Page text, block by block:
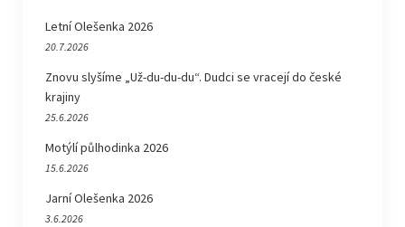
Letní Olešenka 2026
20.7.2026
Znovu slyšíme „Už-du-du-du“. Dudci se vracejí do české
krajiny
25.6.2026
Motýlí půlhodinka 2026
15.6.2026
Jarní Olešenka 2026
3.6.2026